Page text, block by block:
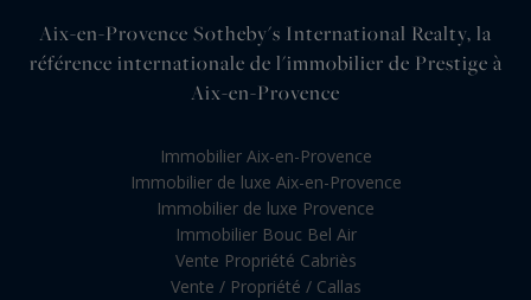
Aix-en-Provence Sotheby's International Realty, la
référence internationale de l'immobilier de Prestige à
Aix-en-Provence
Immobilier Aix-en-Provence
Immobilier de luxe Aix-en-Provence
Immobilier de luxe Provence
Immobilier Bouc Bel Air
Vente Propriété Cabriès
Vente / Propriété / Callas